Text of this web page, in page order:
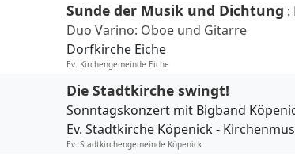
Sunde der Musik und Dichtung :
Duo Varino: Oboe und Gitarre
Dorfkirche Eiche
Ev. Kirchengemeinde Eiche
Die Stadtkirche swingt!
Sonntagskonzert mit Bigband
Ev. Stadtkirche Köpenick
Ev. Stadtkirchengemeinde Köpenick